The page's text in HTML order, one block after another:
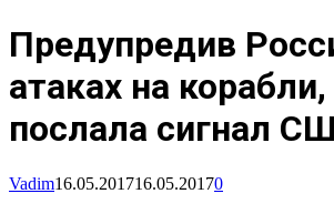
Предупредив
атаках на
послала сигнал
Vadim16.05.201716.05.20170